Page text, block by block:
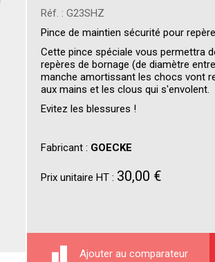
Réf. : G23SHZ
Pince de maintien sécurité pour
Cette pince spéciale vous permettra
repères de bornage (de diamètre
manche amortissant les chocs vont
aux mains et les clous qui s'envolent.
Evitez les blessures !
Fabricant : GOECKE
Prix unitaire HT : 30,00 €
Ajouter au comparateur